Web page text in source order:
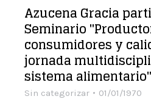
Azucena Gracia
Seminario
consumidores y
jornada
sistema alimentario"
Sin categorizar 01/01/1970